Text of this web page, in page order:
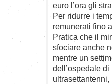
euro l’ora gli
Per ridurre i
remunerati fino
Pratica che il
sfociare anche
mentre un
dell’ospedale